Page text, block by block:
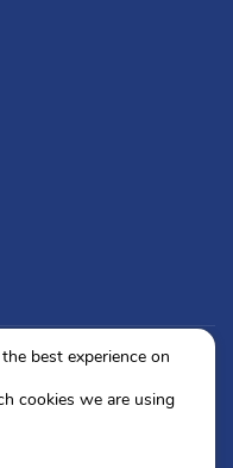
best experience on
cookies we are using